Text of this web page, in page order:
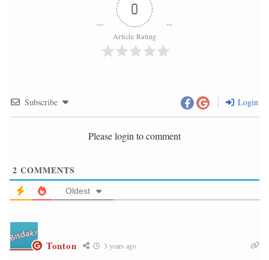
0
Article Rating
Subscribe Login
Please login to comment
2 COMMENTS
Oldest
Tonton 3 years ago